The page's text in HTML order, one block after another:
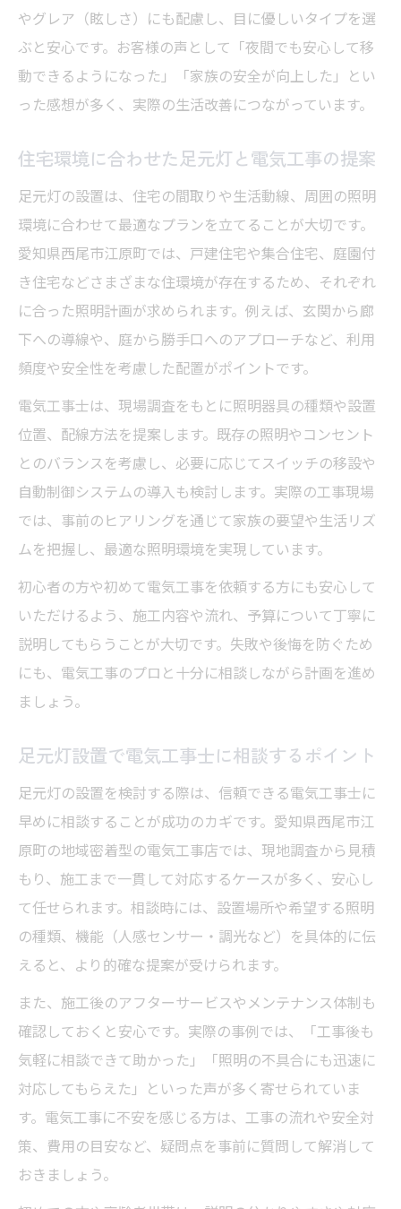
やグレア（眩しさ）にも配慮し、目に優しいタイプを選
ぶと安心です。お客様の声として「夜間でも安心して移
動できるようになった」「家族の安全が向上した」とい
った感想が多く、実際の生活改善につながっています。
住宅環境に合わせた足元灯と電気工事の提案
足元灯の設置は、住宅の間取りや生活動線、周囲の照明
環境に合わせて最適なプランを立てることが大切です。
愛知県西尾市江原町では、戸建住宅や集合住宅、庭園付
き住宅などさまざまな住環境が存在するため、それぞれ
に合った照明計画が求められます。例えば、玄関から廊
下への導線や、庭から勝手口へのアプローチなど、利用
頻度や安全性を考慮した配置がポイントです。
電気工事士は、現場調査をもとに照明器具の種類や設置
位置、配線方法を提案します。既存の照明やコンセント
とのバランスを考慮し、必要に応じてスイッチの移設や
自動制御システムの導入も検討します。実際の工事現場
では、事前のヒアリングを通じて家族の要望や生活リズ
ムを把握し、最適な照明環境を実現しています。
初心者の方や初めて電気工事を依頼する方にも安心して
いただけるよう、施工内容や流れ、予算について丁寧に
説明してもらうことが大切です。失敗や後悔を防ぐため
にも、電気工事のプロと十分に相談しながら計画を進め
ましょう。
足元灯設置で電気工事士に相談するポイント
足元灯の設置を検討する際は、信頼できる電気工事士に
早めに相談することが成功のカギです。愛知県西尾市江
原町の地域密着型の電気工事店では、現地調査から見積
もり、施工まで一貫して対応するケースが多く、安心し
て任せられます。相談時には、設置場所や希望する照明
の種類、機能（人感センサー・調光など）を具体的に伝
えると、より的確な提案が受けられます。
また、施工後のアフターサービスやメンテナンス体制も
確認しておくと安心です。実際の事例では、「工事後も
気軽に相談できて助かった」「照明の不具合にも迅速に
対応してもらえた」といった声が多く寄せられていま
す。電気工事に不安を感じる方は、工事の流れや安全対
策、費用の目安など、疑問点を事前に質問して解消して
おきましょう。